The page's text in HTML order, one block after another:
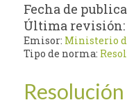
Fecha de
Última revisión:
Emisor: Ministerio
Tipo de norma: